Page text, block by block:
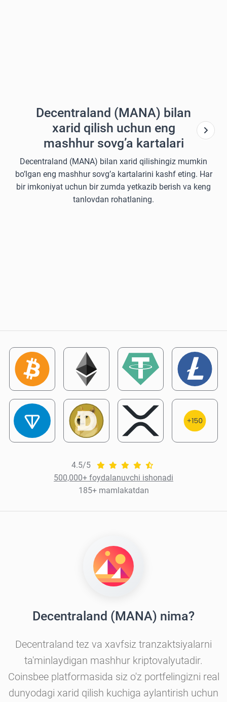
Decentraland (MANA) bilan
xarid qilish uchun eng
mashhur sovg’a kartalari
Decentraland (MANA) bilan xarid qilishingiz mumkin
bo’lgan eng mashhur sovg’a kartalarini kashf eting. Har
bir imkoniyat uchun bir zumda yetkazib berish va keng
tanlovdan rohatlaning.
4.5/5
500,000+ foydalanuvchi ishonadi
185+ mamlakatdan
Decentraland (MANA) nima?
Decentraland tez va xavfsiz tranzaktsiyalarni
ta'minlaydigan mashhur kriptovalyutadir.
Coinsbee platformasida siz o'z portfelingizni real
dunyodagi xarid qilish kuchiga aylantirish uchun